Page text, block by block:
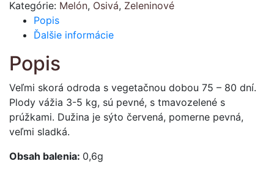
červený
"SUGAR
BABY"
Kategórie: Melón, Osivá, Zeleninové
Popis
Ďalšie informácie
Popis
Veľmi skorá odroda s vegetačnou dobou 75 – 80 dní.
Plody vážia 3-5 kg, sú pevné, s tmavozelené s
prúžkami. Dužina je sýto červená, pomerne pevná,
veľmi sladká.
Obsah balenia: 0,6g